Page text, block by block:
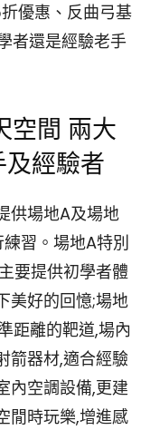
優惠、反曲弓基
者還是經驗老手
空間 兩大
經驗者
供場地A及場地
習。場地A特別
要提供初學者體
美好的回憶;場地
距離的靶道,場內
箭器材,適合經驗
內空調設備,更建
閒時玩樂,增進感